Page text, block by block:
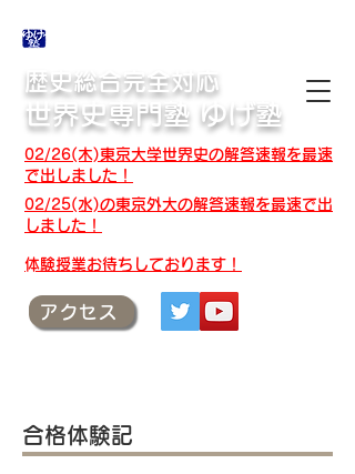
歴史総合完全対応
世界史専門塾 ゆげ塾
02/25(水)の東京外大の解答速報を最速で出
しました！
​体験授業お待ちしております！
アクセス
02/26(木)東京大学世界史の解答速報を最速
で出しました！
合格体験記